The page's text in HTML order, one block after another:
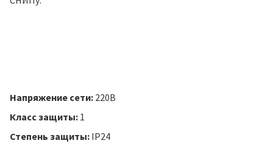
Напряжение сети: 220В
Класс защиты: 1
Степень защиты: IP24